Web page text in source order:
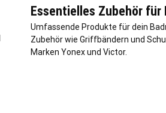
Essentielles Zubehör für
Umfassende Produkte für dein
Zubehör wie Griffbändern und
Marken Yonex und Victor.